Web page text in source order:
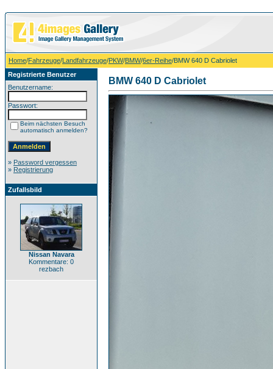
Home/Fahrzeuge/Landfahrzeuge/PKW/BMW/6er-Reihe/BMW 640 D Cabriolet
Registrierte Benutzer
Benutzername:
Passwort:
Beim nächsten Besuch
automatisch anmelden?
» Password vergessen
» Registrierung
Zufallsbild
Nissan Navara
Kommentare: 0
rezbach
BMW 640 D Cabriolet